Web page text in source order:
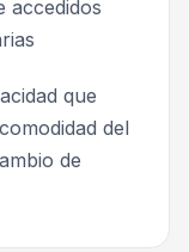
accedidos
que
del
de